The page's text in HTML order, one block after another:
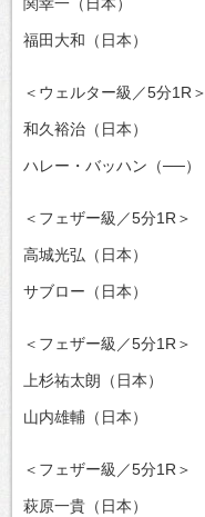
関幸一（日本）
福田大和（日本）
＜ウェルター級／5分1R＞
和久裕治（日本）
ハレー・バッハン（──）
＜フェザー級／5分1R＞
高城光弘（日本）
サブロー（日本）
＜フェザー級／5分1R＞
上杉祐太朗（日本）
山内雄輔（日本）
＜フェザー級／5分1R＞
萩原一貴（日本）